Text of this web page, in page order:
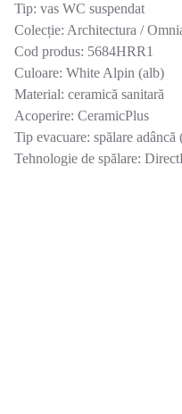
Tip: vas WC suspendat
Colecție: Architectura /
Cod produs: 5684HRR1
Culoare: White Alpin (alb)
Material: ceramică sanitară
Acoperire: CeramicPlus
Tip evacuare: spălare
Tehnologie de spălare: